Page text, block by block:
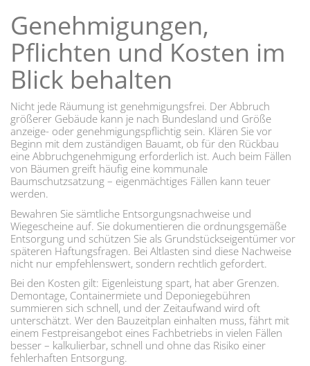
Genehmigungen,
Pflichten und Kosten im
Blick behalten
Nicht jede Räumung ist genehmigungsfrei. Der Abbruch
größerer Gebäude kann je nach Bundesland und Größe
anzeige- oder genehmigungspflichtig sein. Klären Sie vor
Beginn mit dem zuständigen Bauamt, ob für den Rückbau
eine Abbruchgenehmigung erforderlich ist. Auch beim Fällen
von Bäumen greift häufig eine kommunale
Baumschutzsatzung – eigenmächtiges Fällen kann teuer
werden.
Bewahren Sie sämtliche Entsorgungsnachweise und
Wiegescheine auf. Sie dokumentieren die ordnungsgemäße
Entsorgung und schützen Sie als Grundstückseigentümer vor
späteren Haftungsfragen. Bei Altlasten sind diese Nachweise
nicht nur empfehlenswert, sondern rechtlich gefordert.
Bei den Kosten gilt: Eigenleistung spart, hat aber Grenzen.
Demontage, Containermiete und Deponiegebühren
summieren sich schnell, und der Zeitaufwand wird oft
unterschätzt. Wer den Bauzeitplan einhalten muss, fährt mit
einem Festpreisangebot eines Fachbetriebs in vielen Fällen
besser – kalkulierbar, schnell und ohne das Risiko einer
fehlerhaften Entsorgung.